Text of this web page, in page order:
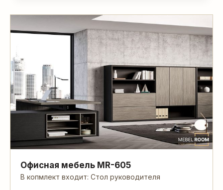
Офисная мебель MR-605
В копмлект входит: Стол руководителя